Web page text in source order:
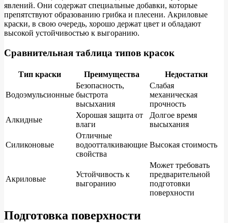
явлений. Они содержат специальные добавки, которые
препятствуют образованию грибка и плесени. Акриловые
краски, в свою очередь, хорошо держат цвет и обладают
высокой устойчивостью к выгоранию.
Сравнительная таблица типов красок
Тип краски Преимущества Недостатки
Водоэмульсионные
Безопасность,
быстрота
высыхания
Слабая
механическая
прочность
Алкидные
Хорошая защита от
влаги
Долгое время
высыхания
Силиконовые
Отличные
водоотталкивающие
свойства
Высокая стоимость
Акриловые
Устойчивость к
выгоранию
Может требовать
предварительной
подготовки
поверхности
Подготовка поверхности